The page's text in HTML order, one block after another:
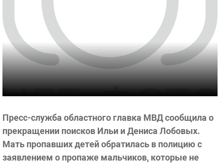
Пресс-служба областного главка МВД сообщила о
прекращении поисков Ильи и Дениса Лобовых.
Мать пропавших детей обратилась в полицию с
заявлением о пропаже мальчиков, которые не